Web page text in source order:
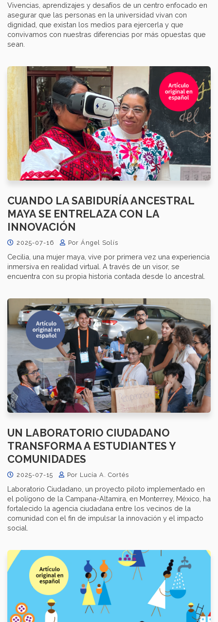
Vivencias, aprendizajes y desafíos de un centro enfocado en
asegurar que las personas en la universidad vivan con
dignidad, que existan los medios para ejercerla y que
convivamos con nuestras diferencias por más opuestas que
sean.
CUANDO LA SABIDURÍA ANCESTRAL
MAYA SE ENTRELAZA CON LA
INNOVACIÓN
2025-07-16 Por Ángel Solís
Cecilia, una mujer maya, vive por primera vez una experiencia
inmersiva en realidad virtual. A través de un visor, se
encuentra con su propia historia contada desde lo ancestral.
UN LABORATORIO CIUDADANO
TRANSFORMA A ESTUDIANTES Y
COMUNIDADES
2025-07-15 Por Lucía A. Cortés
Laboratorio Ciudadano, un proyecto piloto implementado en
el polígono de la Campana-Altamira, en Monterrey, México, ha
fortalecido la agencia ciudadana entre los vecinos de la
comunidad con el fin de impulsar la innovación y el impacto
social.